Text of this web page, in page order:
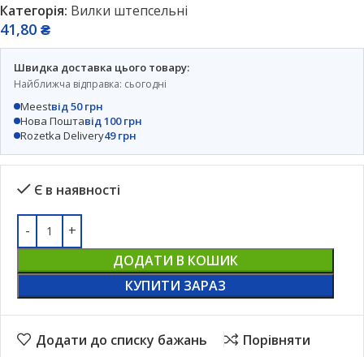
Категорія: Вилки штепсельні
41,80 ₴
Швидка доставка цього товару:
Найближча відправка: сьогодні
Meestвід 50 грн
Нова Поштавід 100 грн
Rozetka Delivery49 грн
Є в наявності
ДОДАТИ В КОШИК
КУПИТИ ЗАРАЗ
Додати до списку бажань Порівняти